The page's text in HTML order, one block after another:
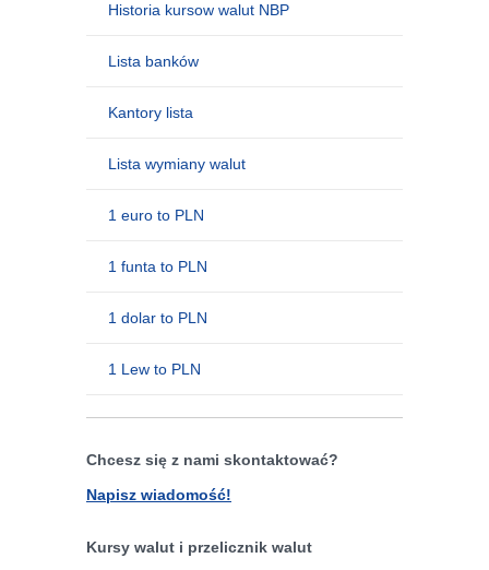
Historia kursow walut NBP
Lista banków
Kantory lista
Lista wymiany walut
1 euro to PLN
1 funta to PLN
1 dolar to PLN
1 Lew to PLN
Chcesz się z nami skontaktować?
Napisz wiadomość!
Kursy walut i przelicznik walut